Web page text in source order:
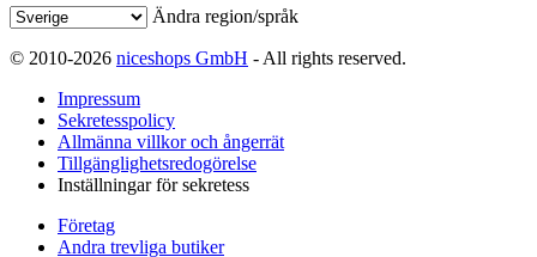
Ändra region/språk
© 2010-2026 niceshops GmbH - All rights reserved.
Impressum
Sekretesspolicy
Allmänna villkor och ångerrät
Tillgänglighetsredogörelse
Inställningar för sekretess
Företag
Andra trevliga butiker